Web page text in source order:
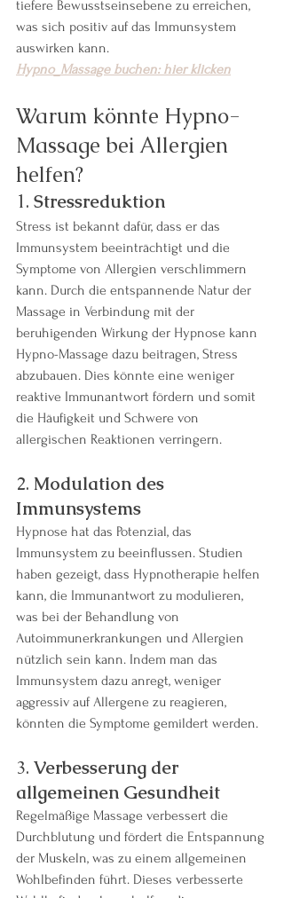
tiefere Bewusstseinsebene zu erreichen,
was sich positiv auf das Immunsystem
auswirken kann.
Hypno_Massage buchen: hier klicken
Warum könnte Hypno-
Massage bei Allergien
helfen?
1. Stressreduktion
Stress ist bekannt dafür, dass er das
Immunsystem beeinträchtigt und die
Symptome von Allergien verschlimmern
kann. Durch die entspannende Natur der
Massage in Verbindung mit der
beruhigenden Wirkung der Hypnose kann
Hypno-Massage dazu beitragen, Stress
abzubauen. Dies könnte eine weniger
reaktive Immunantwort fördern und somit
die Häufigkeit und Schwere von
allergischen Reaktionen verringern.
2. Modulation des
Immunsystems
Hypnose hat das Potenzial, das
Immunsystem zu beeinflussen. Studien
haben gezeigt, dass Hypnotherapie helfen
kann, die Immunantwort zu modulieren,
was bei der Behandlung von
Autoimmunerkrankungen und Allergien
nützlich sein kann. Indem man das
Immunsystem dazu anregt, weniger
aggressiv auf Allergene zu reagieren,
könnten die Symptome gemildert werden.
3. Verbesserung der
allgemeinen Gesundheit
Regelmäßige Massage verbessert die
Durchblutung und fördert die Entspannung
der Muskeln, was zu einem allgemeinen
Wohlbefinden führt. Dieses verbesserte